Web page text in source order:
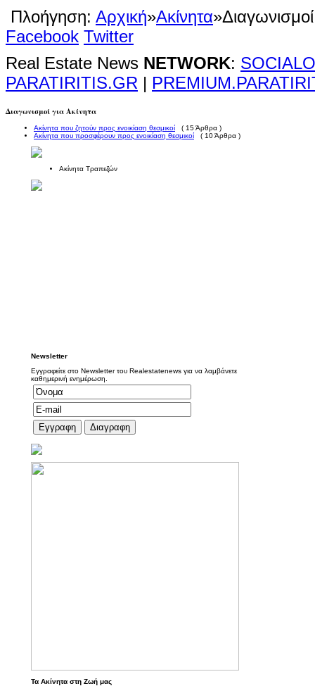
Πλοήγηση: Αρχική»Ακίνητα»
Facebook Twitter
Real Estate News NETWORK:
PARATIRITIS.GR |
Διαγωνισμοί για Ακίνητα
Ακίνητα που ζητούν προς ενοικίαση θεσμικοί
( 15 Άρθρα )
Ακίνητα που προσφέρουν προς ενοικίαση θεσμικοί
( 10 Άρθρα )
Ακίνητα Τραπεζών
Newsletter
Εγγραφείτε στο Newsletter του Realestatenews για να λαμβάνετε
καθημερινή ενημέρωση.
Τα Ακίνητα στη Ζωή μας